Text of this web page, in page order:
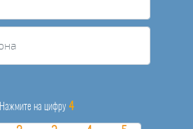
Нажмите на цифру 4